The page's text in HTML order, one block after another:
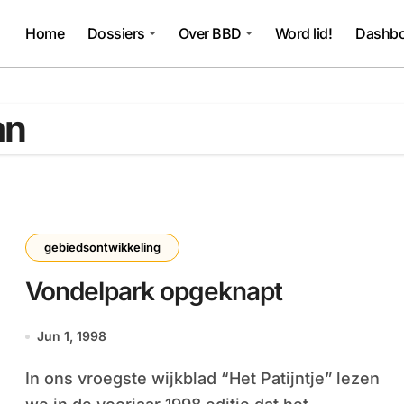
Home Dossiers Over BBD Word lid!
gebiedsontwikkeling
Vondelpark opgeknapt
Jun 1, 1998
In ons vroegste wijkblad “Het Patijntje” lezen